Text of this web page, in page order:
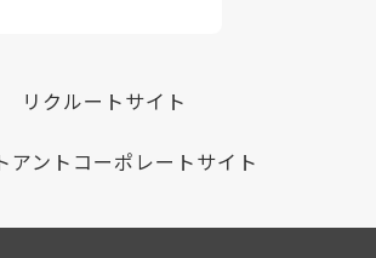
リクルートサイト
アントコーポレートサイト